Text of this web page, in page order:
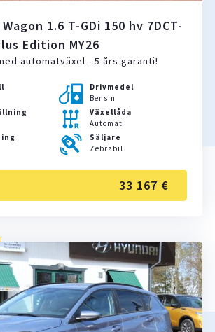
1.6 T-GDi 150 hv 7DCT-
Edition MY26
automatväxel - 5 års garanti!
Drivmedel
Bensin
Växellåda
Automat
Säljare
Zebrabil
33 167 €